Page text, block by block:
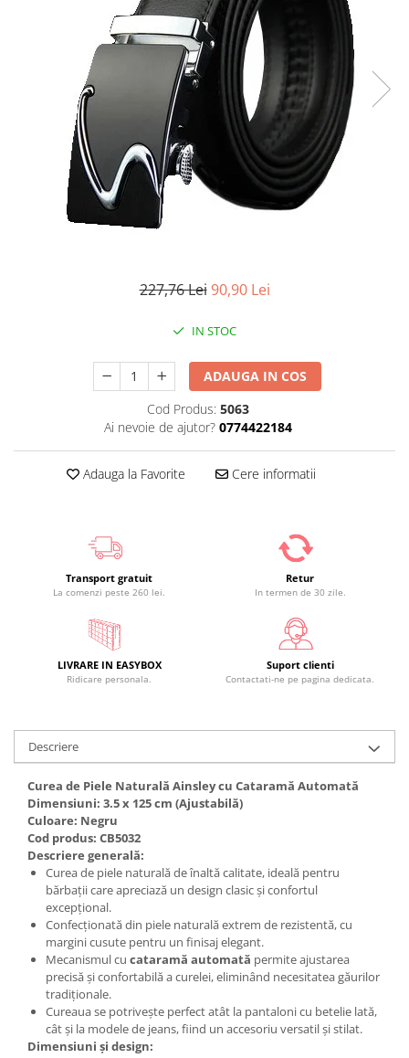
227,76 Lei 90,90 Lei
IN STOC
ADAUGA IN COS
Cod Produs: 5063
Ai nevoie de ajutor? 0774422184
Adauga la Favorite Cere informatii
Transport gratuit
La comenzi peste 260 lei.
Retur
In termen de 30 zile.
LIVRARE IN EASYBOX
Ridicare personala.
Suport clienti
Contactati-ne pe pagina dedicata.
Descriere
Curea de Piele Naturală Ainsley cu Cataramă Automată
Dimensiuni: 3.5 x 125 cm (Ajustabilă)
Culoare: Negru
Cod produs: CB5032
Descriere generală:
Curea de piele naturală de înaltă calitate, ideală pentru
bărbații care apreciază un design clasic și confortul
excepțional.
Confecționată din piele naturală extrem de rezistentă, cu
margini cusute pentru un finisaj elegant.
Mecanismul cu cataramă automată permite ajustarea
precisă și confortabilă a curelei, eliminând necesitatea găurilor
tradiționale.
Cureaua se potrivește perfect atât la pantaloni cu betelie lată,
cât și la modele de jeans, fiind un accesoriu versatil și stilat.
Dimensiuni și design: